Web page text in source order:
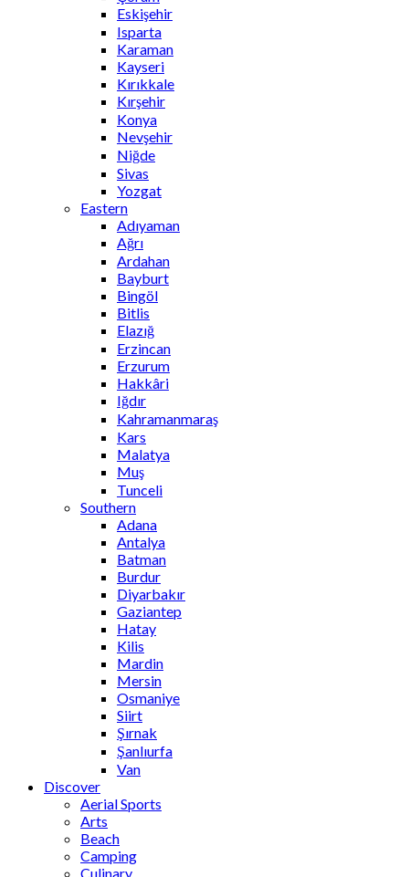
Eskişehir
Isparta
Karaman
Kayseri
Kırıkkale
Kırşehir
Konya
Nevşehir
Niğde
Sivas
Yozgat
Eastern
Adıyaman
Ağrı
Ardahan
Bayburt
Bingöl
Bitlis
Elazığ
Erzincan
Erzurum
Hakkâri
Iğdır
Kahramanmaraş
Kars
Malatya
Muş
Tunceli
Southern
Adana
Antalya
Batman
Burdur
Diyarbakır
Gaziantep
Hatay
Kilis
Mardin
Mersin
Osmaniye
Siirt
Şırnak
Şanlıurfa
Van
Discover
Aerial Sports
Arts
Beach
Camping
Culinary